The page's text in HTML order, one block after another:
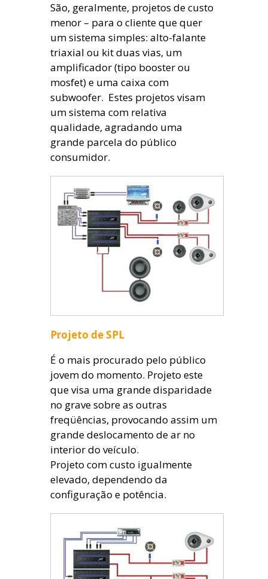
São, geralmente, projetos de custo
menor – para o cliente que quer
um sistema simples: alto-falante
triaxial ou kit duas vias, um
amplificador (tipo booster ou
mosfet) e uma caixa com
subwoofer. Estes projetos visam
um sistema com relativa
qualidade, agradando uma
grande parcela do público
consumidor.
Projeto de SPL
É o mais procurado pelo público
jovem do momento. Projeto este
que visa uma grande disparidade
no grave sobre as outras
freqüências, provocando assim um
grande deslocamento de ar no
interior do veículo.
Projeto com custo igualmente
elevado, dependendo da
configuração e potência.